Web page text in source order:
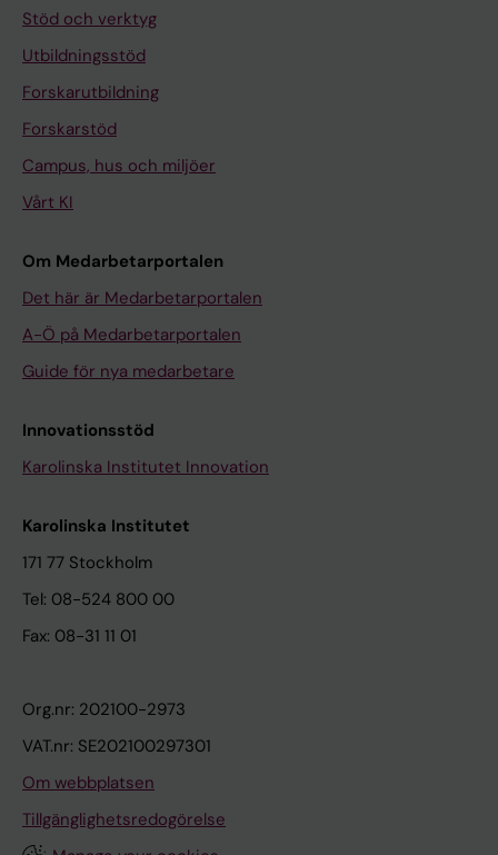
Stöd och verktyg
Utbildningsstöd
Forskarutbildning
Forskarstöd
Campus, hus och miljöer
Vårt KI
Om Medarbetarportalen
Det här är Medarbetarportalen
A-Ö på Medarbetarportalen
Guide för nya medarbetare
Innovationsstöd
Karolinska Institutet Innovation
Karolinska Institutet
171 77 Stockholm
Tel: 08-524 800 00
Fax: 08-31 11 01
Org.nr: 202100-2973
VAT.nr: SE202100297301
Om webbplatsen
Tillgänglighetsredogörelse